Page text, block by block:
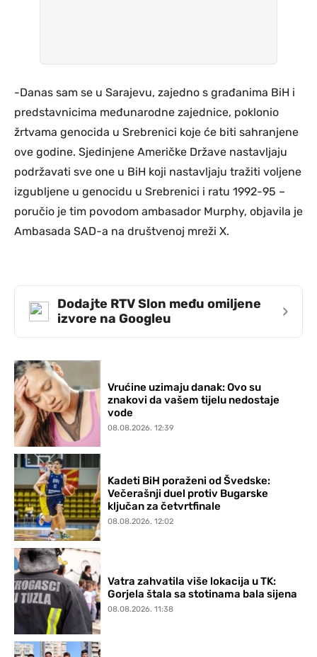
-Danas sam se u Sarajevu, zajedno s građanima BiH i
predstavnicima međunarodne zajednice, poklonio
žrtvama genocida u Srebrenici koje će biti sahranjene
ove godine. Sjedinjene Američke Države nastavljaju
podržavati sve one u BiH koji nastavljaju tražiti voljene
izgubljene u genocidu u Srebrenici i ratu 1992-95 –
poručio je tim povodom ambasador Murphy, objavila je
Ambasada SAD-a na društvenoj mreži X.
Dodajte RTV Slon među omiljene
izvore na Googleu
›
Vrućine uzimaju danak: Ovo su
znakovi da vašem tijelu nedostaje
vode
08.08.2026. 12:39
Kadeti BiH poraženi od Švedske:
Večerašnji duel protiv Bugarske
ključan za četvrtfinale
08.08.2026. 12:02
Vatra zahvatila više lokacija u TK:
Gorjela štala sa stotinama bala sijena
08.08.2026. 11:38